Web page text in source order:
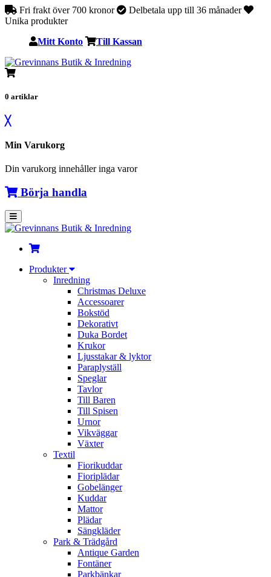
Fri frakt över 700 kronor
Delbetala upp till 36 månader
Unika produkter
Mitt Konto Till Kassan
0 artiklar
╳
Min Varukorg
Din varukorg innehåller inga varor
Börja handla
Produkter
Inredning
Christmas Deluxe
Accessoarer
Bokstöd
Dekorativt
Duka Bordet
Krukor
Ljusstakar & lyktor
Paraplyställ
Speglar
Tavlor
Till Baren
Till Spisen
Urnor
Vikväggar
Växter
Textil
Fiorikuddar
Fioriplädar
Gobelänger
Kuddar
Mattor
Plädar
Sängkläder
Park & Trädgård
Antique Garden
Fontäner
Parkbänkar